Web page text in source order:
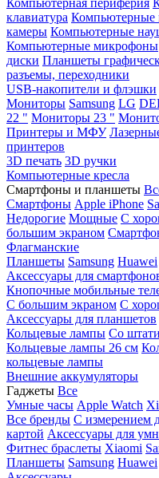
Компьютерная периферия
клавиатура
камеры Компьютерные
Компьютерные микрофоны
диски Планшеты
разъемы, переходники
USB-накопители и флэшки
Мониторы Samsung LG
22 " Мониторы 23 "
Принтеры и МФУ
принтеров
3D печать 3D ручки
Компьютерные кресла
Смартфоны и планшеты
Смартфоны Apple iPhone
Недорогие Мощные С
большим экраном
Флагманские
Планшеты Samsung Huawei
Аксессуары для
Кнопочные мобильные
С большим экраном С
Аксессуары для планшетов
Кольцевые лампы Со
Кольцевые лампы 26 см
кольцевые лампы
Внешние аккумуляторы
Гаджеты Все
Умные часы Apple Watch
Все бренды C измерением
картой Аксессуары для
Фитнес браслеты Xiaomi
Планшеты Samsung Huawei